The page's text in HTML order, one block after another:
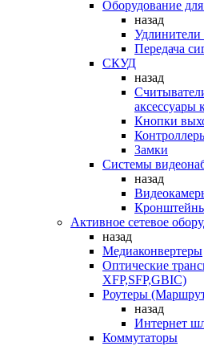
Оборудование
назад
Удлинители
Передача
СКУД
назад
аксессуары
Кнопки
Замки
Системы
назад
Активное сетевое
назад
Медиаконвертеры
Оптические
XFP,SFP,GBIC)
Роутеры
назад
Интернет
Коммутаторы